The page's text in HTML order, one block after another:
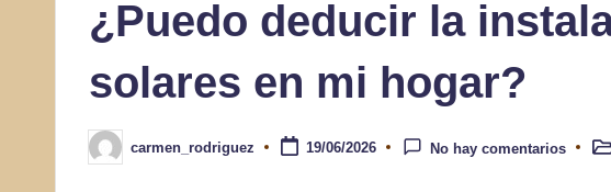
¿Puedo deducir la
solares en mi hogar?
Publicado
por
carmen_rodriguez 19/06/2026 No hay comentarios